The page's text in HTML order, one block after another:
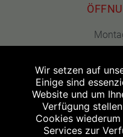
08:00
12:00
Wir setzen auf
Einige sind
Website und um
Verfügung
Cookies
Services zur